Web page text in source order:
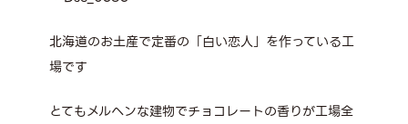
北海道のお土産で定番の「白い恋人」を作っている工
場です
とてもメルヘンな建物でチョコレートの香りが工場全